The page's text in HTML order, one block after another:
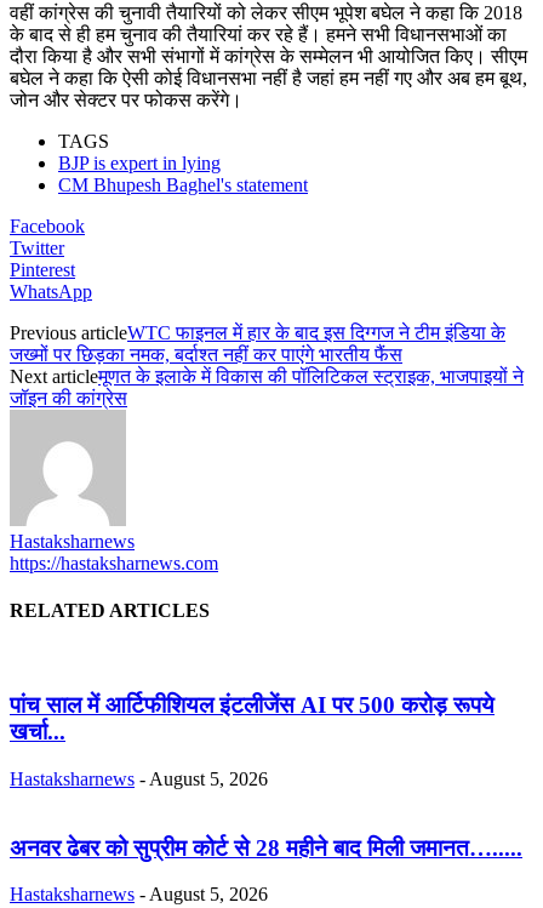
वहीं कांग्रेस की चुनावी तैयारियों को लेकर सीएम भूपेश बघेल ने कहा कि 2018
के बाद से ही हम चुनाव की तैयारियां कर रहे हैं। हमने सभी विधानसभाओं का
दौरा किया है और सभी संभागों में कांग्रेस के सम्मेलन भी आयोजित किए। सीएम
बघेल ने कहा कि ऐसी कोई विधानसभा नहीं है जहां हम नहीं गए और अब हम बूथ,
जोन और सेक्टर पर फोकस करेंगे।
TAGS
BJP is expert in lying
CM Bhupesh Baghel's statement
Facebook
Twitter
Pinterest
WhatsApp
Previous articleWTC फाइनल में हार के बाद इस दिग्गज ने टीम इंडिया के
जख्मों पर छिड़का नमक, बर्दाश्त नहीं कर पाएंगे भारतीय फैंस
Next articleमूणत के इलाके में विकास की पॉलिटिकल स्ट्राइक, भाजपाइयों ने
जॉइन की कांग्रेस
Hastaksharnews
https://hastaksharnews.com
RELATED ARTICLES
पांच साल में आर्टिफीशियल इंटलीजेंस AI पर 500 करोड़ रूपये
खर्चा...
Hastaksharnews - August 5, 2026
अनवर ढेबर को सुप्रीम कोर्ट से 28 महीने बाद मिली जमानत….....
Hastaksharnews - August 5, 2026